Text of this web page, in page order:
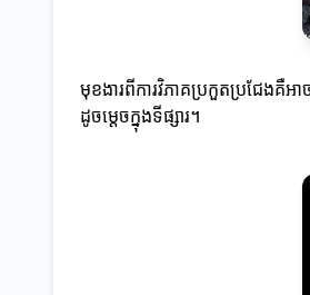
មុខងារពីការវិភាគប្រកួតប្រជែងគឺអ
ដូចម្តេចក្នុងទីផ្សារ។